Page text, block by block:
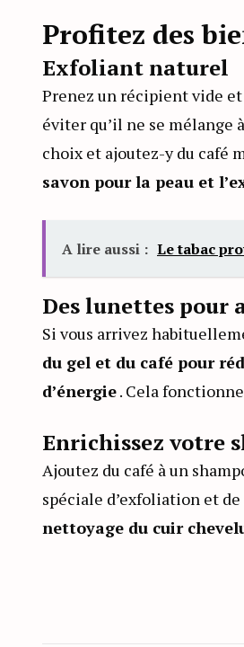
Profitez des
Exfoliant naturel
Prenez un récipient vide
éviter qu’il ne se mélange
choix et ajoutez-y du café
savon pour la peau et
A lire aussi : Le tabac
Des lunettes pour
Si vous arrivez
du gel et du café pour
d’énergie. Cela
Enrichissez votre
Ajoutez du café à un
spéciale d’exfoliation et
nettoyage du cuir